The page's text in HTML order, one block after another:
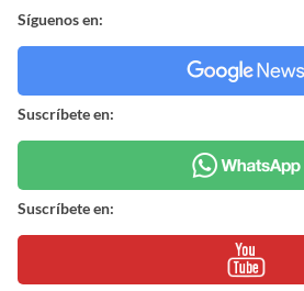
Síguenos en:
Suscríbete en:
Suscríbete en: